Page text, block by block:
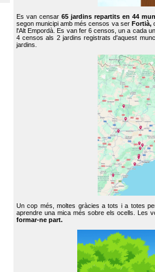
Es van censar65 jardins repartits en 44
segon municipi amb més censos va ser Fortià,
l'Alt Empordà. Es van fer 6 censos, un a cada
4 censos als 2 jardins registrats d'aquest
jardins.
Un cop més, moltes gràcies a tots i a totes
aprendre una mica més sobre els ocells. Les
formar-ne part.